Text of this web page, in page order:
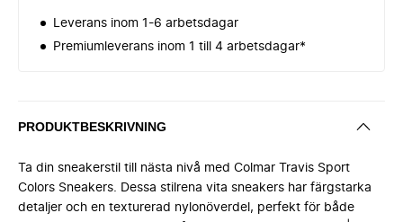
Leverans inom 1-6 arbetsdagar
Premiumleverans inom 1 till 4 arbetsdagar*
PRODUKTBESKRIVNING
Ta din sneakerstil till nästa nivå med Colmar Travis Sport
Colors Sneakers. Dessa stilrena vita sneakers har färgstarka
detaljer och en texturerad nylonöverdel, perfekt för både